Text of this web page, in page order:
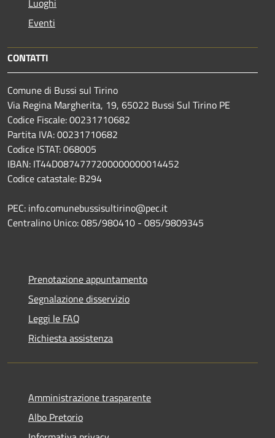
Luoghi
Eventi
CONTATTI
Comune di Bussi sul Tirino
Via Regina Margherita, 19, 65022 Bussi Sul Tirino PE
Codice Fiscale: 00231710682
Partita IVA: 00231710682
Codice ISTAT: 068005
IBAN: IT44D0874777200000000014452
Codice catastale: B294
PEC: info.comunebussisultirino@pec.it
Centralino Unico: 085/980410 - 085/9809345
Prenotazione appuntamento
Segnalazione disservizio
Leggi le FAQ
Richiesta assistenza
Amministrazione trasparente
Albo Pretorio